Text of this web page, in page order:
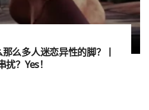
么多人迷恋异性的脚？丨
？Yes！